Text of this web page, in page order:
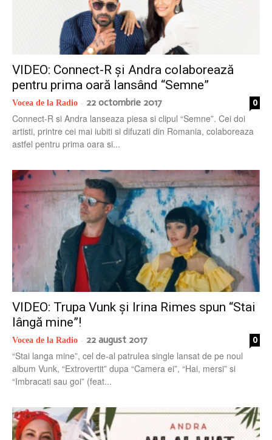
VIDEO: Connect-R și Andra colaborează
pentru prima oară lansând “Semne”
Vocea de la Radio - 22 octombrie 2017 0
Connect-R si Andra lanseaza piesa si clipul “Semne”. Cei doi
artisti, printre cei mai iubiti si difuzati din Romania, colaboreaza
astfel pentru prima oara si...
VIDEO: Trupa Vunk și Irina Rimes spun “Stai
lângă mine”!
Vocea de la Radio - 22 august 2017 0
“Stai langa mine”, cel de-al patrulea single lansat de pe noul
album Vunk, “Extrovertit” dupa “Camera ei”, “Hai, mersi” si
“Imbracati sau goi” (feat...